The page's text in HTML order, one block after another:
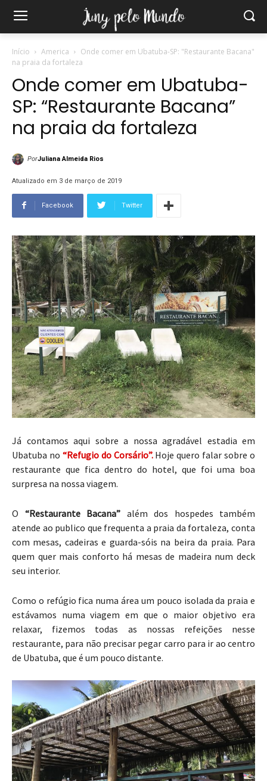
Início America
Onde comer em Ubatuba-SP: "Restaurante Bacana"
na praia da fortaleza
Onde comer em Ubatuba-
SP: “Restaurante Bacana”
na praia da fortaleza
PorJuliana Almeida Rios
Atualizado em 3 de março de 2019
Facebook Twitter
Já contamos aqui sobre a nossa agradável estadia em
Ubatuba no “Refugio do Corsário”.Hoje quero falar sobre o
restaurante que fica dentro do hotel, que foi uma boa
surpresa na nossa viagem.
O “Restaurante Bacana” além dos hospedes também
atende ao publico que frequenta a praia da fortaleza, conta
com mesas, cadeiras e guarda-sóis na beira da praia. Para
quem quer mais conforto há mesas de madeira num deck
seu interior.
Como o refúgio fica numa área um pouco isolada da praia e
estávamos numa viagem em que o maior objetivo era
relaxar, fizemos todas as nossas refeições nesse
restaurante, para não precisar pegar carro para ir ao centro
de Ubatuba, que é um pouco distante.